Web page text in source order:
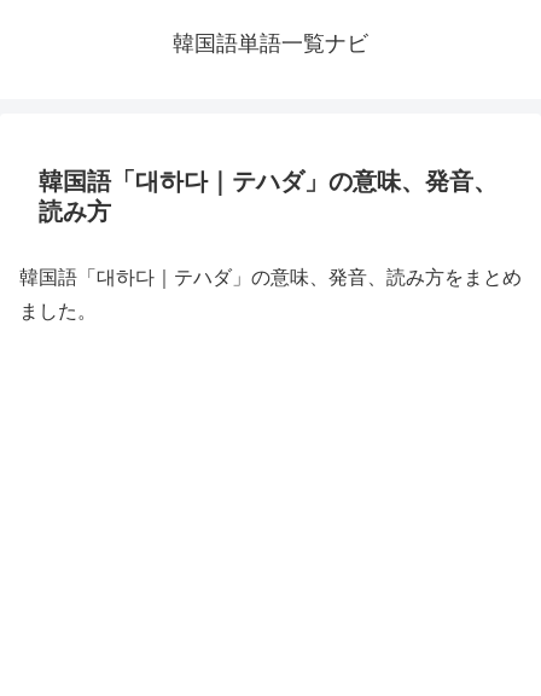
韓国語単語一覧ナビ
韓国語「대하다｜テハダ」の意味、発音、
読み方
韓国語「대하다｜テハダ」の意味、発音、読み方をまとめ
ました。